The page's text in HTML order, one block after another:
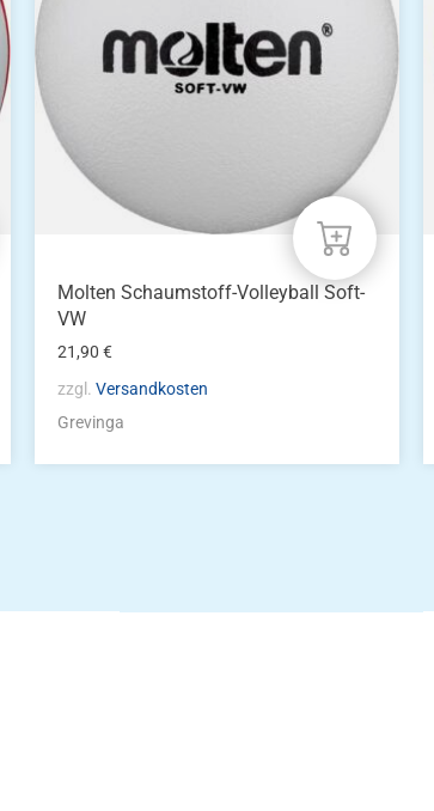
Molten Schaumstoff-Volleyball Soft-
VW
21,90€
zzgl.Versandkosten
Grevinga